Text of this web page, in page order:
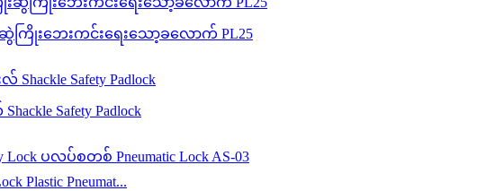
ြိုးဘေးကင်းရေးသော့ခလောက် PL25
Safety Padlock
Plastic Pneumat...